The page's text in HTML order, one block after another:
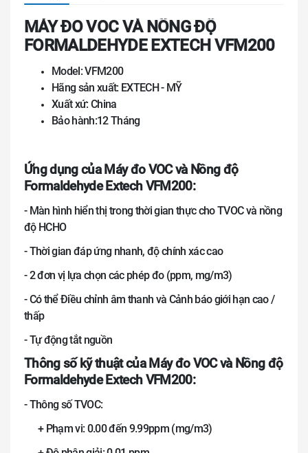
MÁY ĐO VOC VÀ NỒNG ĐỘ
FORMALDEHYDE EXTECH VFM200
Model: VFM200
Hãng sản xuất: EXTECH - MỸ
Xuất xứ: China
Bảo hành:12 Tháng
Ứng dụng của Máy đo VOC và Nồng độ
Formaldehyde Extech VFM200:
- Màn hình hiển thị trong thời gian thực cho TVOC và nồng
độ HCHO
- Thời gian đáp ứng nhanh, độ chính xác cao
- 2 đơn vị lựa chọn các phép đo (ppm, mg/m3)
- Có thể Điều chỉnh âm thanh và Cảnh báo giới hạn cao /
thấp
- Tự động tắt nguồn
Thông số kỹ thuật của Máy đo VOC và Nồng độ
Formaldehyde Extech VFM200:
- Thông số TVOC:
+ Phạm vi: 0.00 đến 9.99ppm (mg/m3)